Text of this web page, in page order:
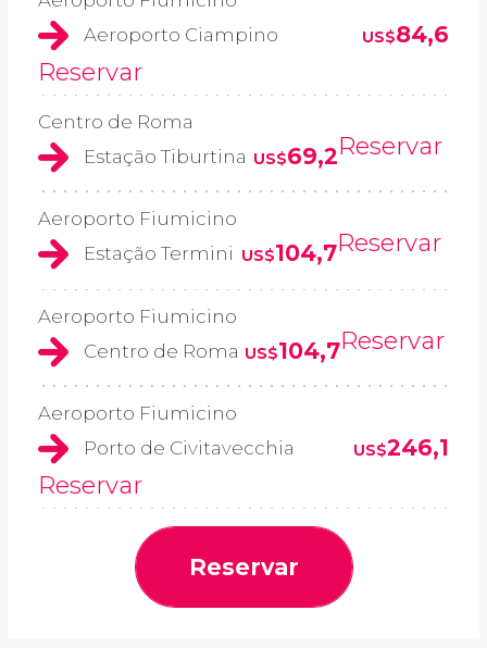
Aeroporto Ciampino
US$84,6
Reservar
Centro de Roma
Estação Tiburtina US$69,2Reservar
Aeroporto Fiumicino
Estação Termini US$104,7Reservar
Aeroporto Fiumicino
Centro de Roma US$104,7Reservar
Aeroporto Fiumicino
Porto de Civitavecchia
US$246,1
Reservar
Reservar